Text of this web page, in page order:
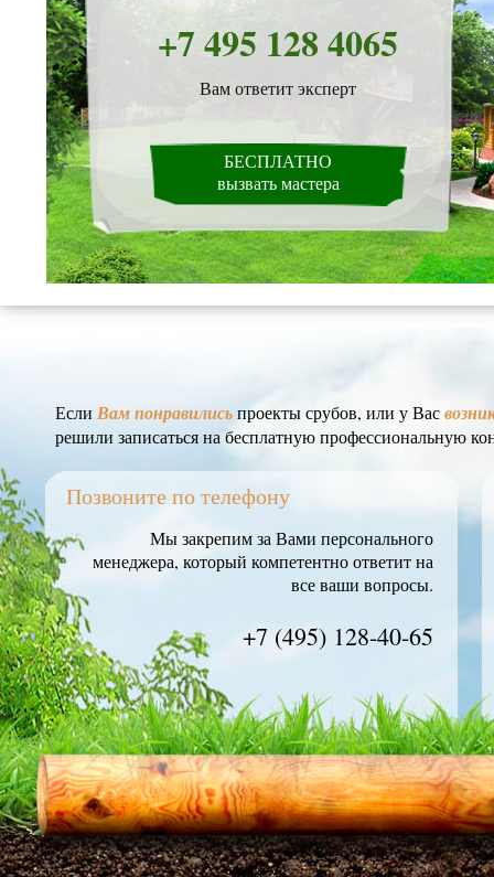
+7 495 128 4065
Вам ответит эксперт
БЕСПЛАТНО
вызвать мастера
Позвоните по телефону
Мы закрепим за Вами персонального
менеджера, который компетентно ответит на
все ваши вопросы.
+7 (495) 128-40-65
Если Вам понравилисьпроекты срубов, или у Вас
решили записаться на бесплатную профессиональную